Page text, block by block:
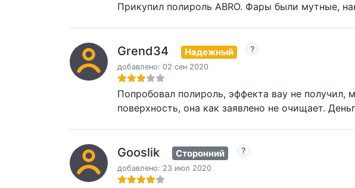
Прикупил полироль ABRO. Фары были мутные,
Grend34 Надежный
добавлено: 02 сен 2020
Попробовал полироль, эффекта вау не получил,
поверхность, она как заявлено не очищает.
Gooslik Сторонний
добавлено: 23 июл 2020